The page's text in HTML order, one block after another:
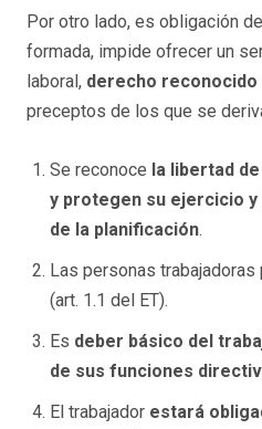
Por otro lado, es obligación
formada, impide ofrecer un
laboral, derecho reconocido
preceptos de los que se
Se reconoce la libertad
y protegen su ejercicio
de la planificación.
Las personas
(art. 1.1 del ET).
Es deber básico del
de sus funciones
El trabajador estará